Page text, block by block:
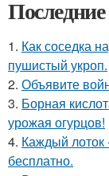
1. Как соседка
пушистый укроп.
2. Объявите
3. Борная
урожая огурцов!
4. Каждый
бесплатно.